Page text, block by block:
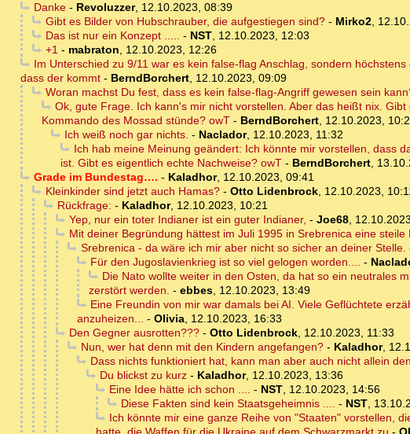
Danke- Revoluzzer, 12.10.2023, 08:39
Gibt es Bilder von Hubschrauber, die aufgestiegen sind?- Mirko2,
Das ist nur ein Konzept ..... - NST, 12.10.2023, 12:03
+1- mabraton, 12.10.2023, 12:26
Im Unterschied zu 9/11 war es kein false-flag Anschlag, sondern
dass der kommt - BerndBorchert, 12.10.2023, 09:09
Woran machst Du fest, dass es kein false-flag-Angriff gewesen sein
Ok, gute Frage. Ich kann's mir nicht vorstellen. Aber das heißt nix.
Kommando des Mossad stünde? owT - BerndBorchert, 12.10.2023,
Ich weiß noch gar nichts. - Naclador, 12.10.2023, 11:32
Ich hab meine Meinung geändert: Ich könnte mir vorstellen, dass
ist. Gibt es eigentlich echte Nachweise? owT - BerndBorchert,
Grade im Bundestag…. - Kaladhor, 12.10.2023, 09:41
Kleinkinder sind jetzt auch Hamas?- Otto Lidenbrock, 12.10.2023,
Rückfrage: - Kaladhor, 12.10.2023, 10:21
Yep, nur ein toter Indianer ist ein guter Indianer, - Joe68,
Mit deiner Begründung hättest im Juli 1995 in Srebrenica eine steile
Srebrenica - da wäre ich mir aber nicht so sicher an deiner Stelle.
Für den Jugoslavienkrieg ist so viel gelogen worden.... -
Die Nato wollte weiter in den Osten, da hat so ein neutrales
zerstört werden. - ebbes, 12.10.2023, 13:49
Eine Freundin von mir war damals bei AI. Viele Geflüchtete
anzuheizen... - Olivia, 12.10.2023, 16:33
Den Gegner ausrotten???- Otto Lidenbrock, 12.10.2023, 11:33
Nun, wer hat denn mit den Kindern angefangen?- Kaladhor,
Dass nichts funktioniert hat, kann man aber auch nicht allein
Du blickst zu kurz- Kaladhor, 12.10.2023, 13:36
Eine Idee hätte ich schon .... - NST, 12.10.2023, 14:56
Diese Fakten sind kein Staatsgeheimnis .... - NST,
Ich könnte mir eine ganze Reihe von "Staaten" vorstellen,